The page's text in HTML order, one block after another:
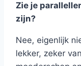
Zie je
zijn?
Nee, eigenlijk
lekker, zeker